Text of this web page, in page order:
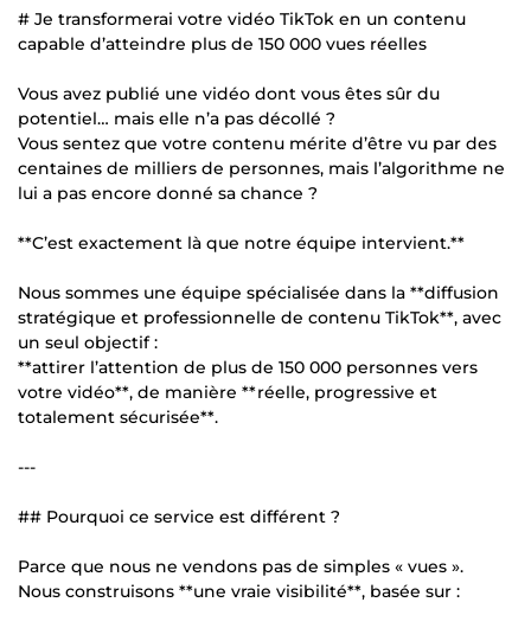
# Je transformerai votre vidéo TikTok en un contenu
capable d’atteindre plus de 150 000 vues réelles
Vous avez publié une vidéo dont vous êtes sûr du
potentiel… mais elle n’a pas décollé ?
Vous sentez que votre contenu mérite d’être vu par des
centaines de milliers de personnes, mais l’algorithme ne
lui a pas encore donné sa chance ?
**C’est exactement là que notre équipe intervient.**
Nous sommes une équipe spécialisée dans la **diffusion
stratégique et professionnelle de contenu TikTok**, avec
un seul objectif :
**attirer l’attention de plus de 150 000 personnes vers
votre vidéo**, de manière **réelle, progressive et
totalement sécurisée**.
---
## Pourquoi ce service est différent ?
Parce que nous ne vendons pas de simples « vues ».
Nous construisons **une vraie visibilité**, basée sur :